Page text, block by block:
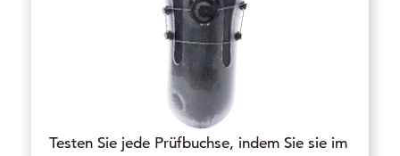
Testen Sie jede Prüfbuchse, indem Sie sie im